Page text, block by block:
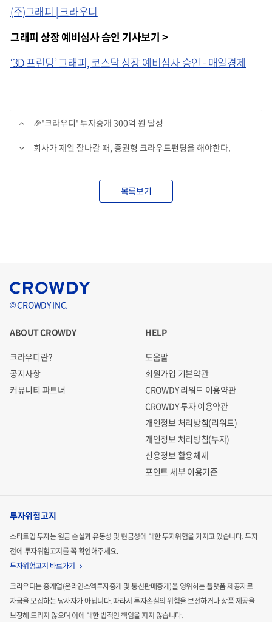
(주)그래피 | 크라우디
그래피 상장 예비심사 승인 기사보기 >
‘3D 프린팅’ 그래피, 코스닥 상장 예비심사 승인 - 매일경제
🎉'크라우디' 투자중개 300억 원 달성
회사가 제일 잘나갈 때, 증권형 크라우드펀딩을 해야한다.
목록보기
© CROWDY INC.
ABOUT CROWDY
크라우디란?
공지사항
커뮤니티 파트너
HELP
도움말
회원가입 기본약관
CROWDY 리워드 이용약관
CROWDY 투자 이용약관
개인정보 처리방침(리워드)
개인정보 처리방침(투자)
신용정보 활용체제
포인트 세부 이용기준
투자위험고지
스타트업 투자는 원금 손실과 유동성 및 현금성에 대한 투자위험을 가지고 있습니다.투자
전에 투자위험고지를 꼭 확인해주세요.
투자위험고지 바로가기
크라우디는 중개업(온라인소액투자중개 및 통신판매중개)을 영위하는 플랫폼 제공자로
자금을 모집하는당사자가 아닙니다. 따라서 투자손실의 위험을 보전하거나 상품 제공을
보장해 드리지 않으며 이에 대한 법적인 책임을 지지 않습니다.